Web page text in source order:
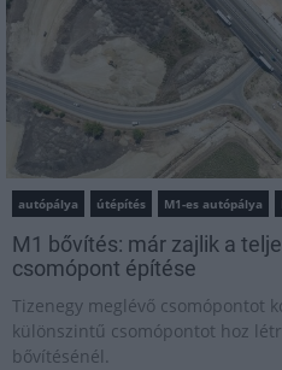
autópálya útépítés M1-es autópálya
M1 bővítés: már zajlik a
csomópont építése
Tizenegy meglévő csomópontot
különszintű csomópontot hoz
bővítésénél.